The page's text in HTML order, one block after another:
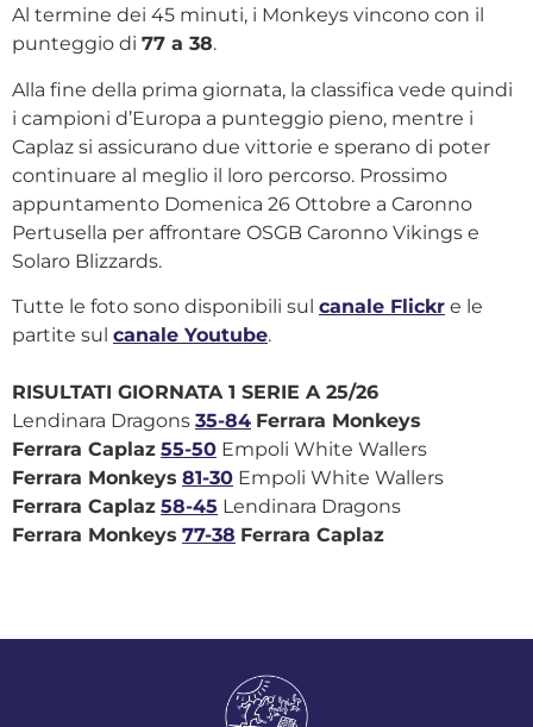
Al termine dei 45 minuti, i Monkeys vincono con il
punteggio di 77 a 38.
Alla fine della prima giornata, la classifica vede quindi
i campioni d’Europa a punteggio pieno, mentre i
Caplaz si assicurano due vittorie e sperano di poter
continuare al meglio il loro percorso. Prossimo
appuntamento Domenica 26 Ottobre a Caronno
Pertusella per affrontare OSGB Caronno Vikings e
Solaro Blizzards.
Tutte le foto sono disponibili sul canale Flickr e le
partite sul canale Youtube.
RISULTATI GIORNATA 1 SERIE A 25/26
Lendinara Dragons 35-84 Ferrara Monkeys
Ferrara Caplaz 55-50 Empoli White Wallers
Ferrara Monkeys 81-30 Empoli White Wallers
Ferrara Caplaz 58-45 Lendinara Dragons
Ferrara Monkeys 77-38 Ferrara Caplaz